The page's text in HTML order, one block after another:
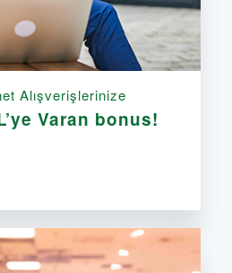
Alışverişlerinize
Varan bonus!